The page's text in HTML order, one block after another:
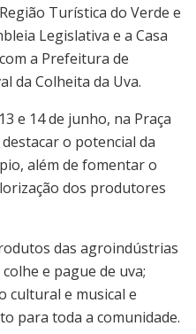
Turística do Verde e
Legislativa e a Casa
a Prefeitura de
da Colheita da Uva.
e 14 de junho, na Praça
o potencial da
além de fomentar o
dos produtores
das agroindústrias
e pague de uva;
cultural e musical e
para toda a comunidade.